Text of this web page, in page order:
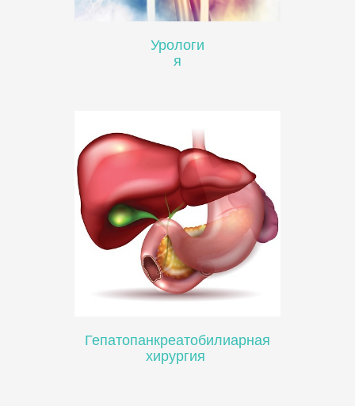
Урологи
я
Гепатопанкреатобилиарная
хирургия